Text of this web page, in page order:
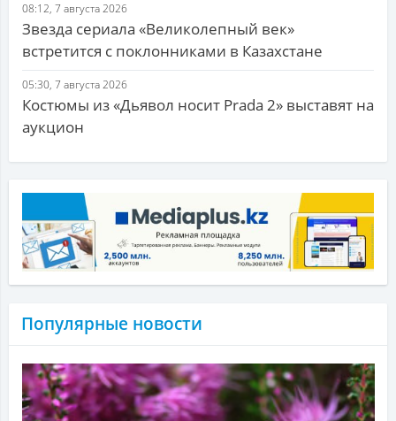
08:12, 7 августа 2026
Звезда сериала «Великолепный век»
встретится с поклонниками в Казахстане
05:30, 7 августа 2026
Костюмы из «Дьявол носит Prada 2» выставят на
аукцион
Популярные новости